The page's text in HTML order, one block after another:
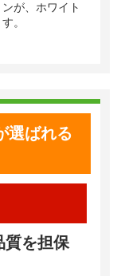
が、ホワイト
。
選ばれる
質を担保